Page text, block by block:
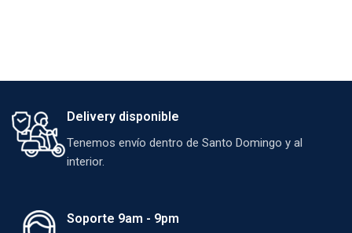
Delivery disponible
Tenemos envío dentro de Santo Domingo y al
interior.
Soporte 9am - 9pm